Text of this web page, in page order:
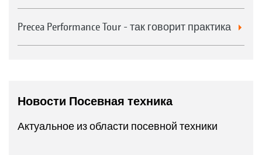
Precea Performance Tour - так говорит практика
Новости Посевная техника
Актуальное из области посевной техники